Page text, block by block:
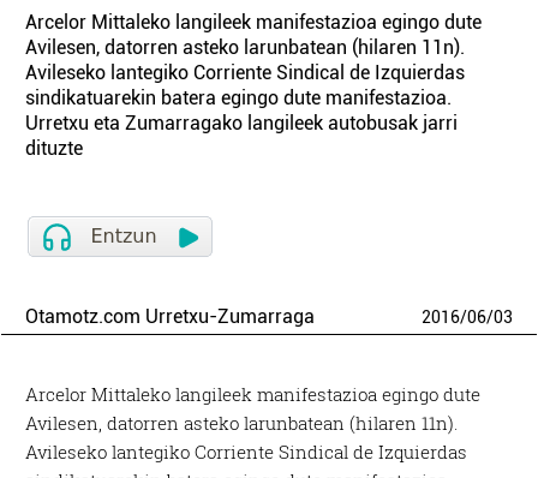
Arcelor Mittaleko langileek manifestazioa egingo dute
Avilesen, datorren asteko larunbatean (hilaren 11n).
Avileseko lantegiko Corriente Sindical de Izquierdas
sindikatuarekin batera egingo dute manifestazioa.
Urretxu eta Zumarragako langileek autobusak jarri
dituzte
Otamotz.com Urretxu-Zumarraga 2016/06/03
Arcelor Mittaleko langileek manifestazioa egingo dute
Avilesen, datorren asteko larunbatean (hilaren 11n).
Avileseko lantegiko Corriente Sindical de Izquierdas